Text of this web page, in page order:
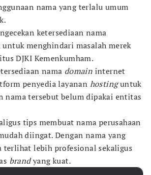
nama yang terlalu umum
ketersediaan nama
untuk menghindari masalah merek
DJKI Kemenkumham.
nama domain internet
penyedia layanan hostinguntuk
nama tersebut belum dipakai entitas
tips membuat nama perusahaan
diingat. Dengan nama yang
terlihat lebih profesional sekaligus
brandyang kuat.